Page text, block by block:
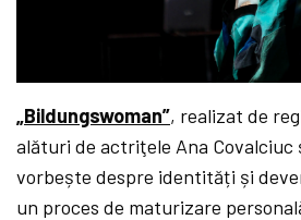
„Bildungswoman”, realizat de
alături de actriţele Ana Covalciuc
vorbește despre identități și
un proces de maturizare